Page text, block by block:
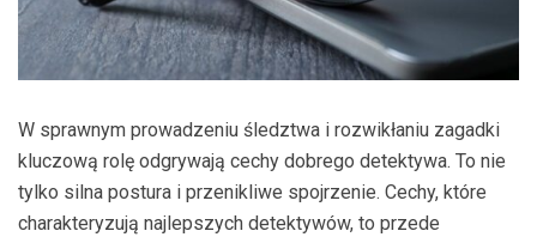
W sprawnym prowadzeniu śledztwa i rozwikłaniu zagadki
kluczową rolę odgrywają cechy dobrego detektywa. To nie
tylko silna postura i przenikliwe spojrzenie. Cechy, które
charakteryzują najlepszych detektywów, to przede